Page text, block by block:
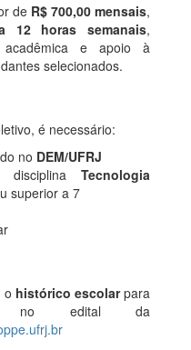
de R$ 700,00 mensais,
12 horas semanais,
acadêmica e apoio à
selecionados.
é necessário:
no DEM/UFRJ
Tecnologia
superior a 7
o histórico escolarpara
no edital da